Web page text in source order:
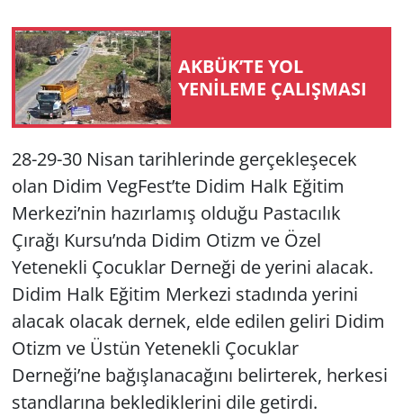
AKBÜK’TE YOL
YENİLEME ÇALIŞMASI
28-29-30 Nisan tarihlerinde gerçekleşecek
olan Didim VegFest’te Didim Halk Eğitim
Merkezi’nin hazırlamış olduğu Pastacılık
Çırağı Kursu’nda Didim Otizm ve Özel
Yetenekli Çocuklar Derneği de yerini alacak.
Didim Halk Eğitim Merkezi stadında yerini
alacak olacak dernek, elde edilen geliri Didim
Otizm ve Üstün Yetenekli Çocuklar
Derneği’ne bağışlanacağını belirterek, herkesi
standlarına beklediklerini dile getirdi.
SAĞLIK
SİYASET
SPOR
Yerel